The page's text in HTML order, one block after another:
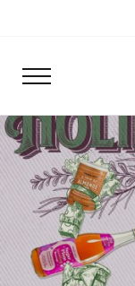
Skip to header
Menu